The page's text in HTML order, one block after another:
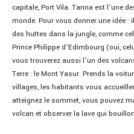
capitale, Port Vila. Tanna est l’une
monde. Pour vous donner une idée
des huttes dans la jungle, comme
Prince Philippe d’Edimbourg (oui,
vous trouverez aussi l’un des
Terre : le Mont Yasur. Prends la
villages, les habitants vous
atteignez le sommet, vous pouvez
volcan et observer la lave qui